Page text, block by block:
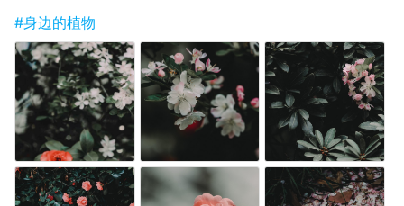
#身边的植物